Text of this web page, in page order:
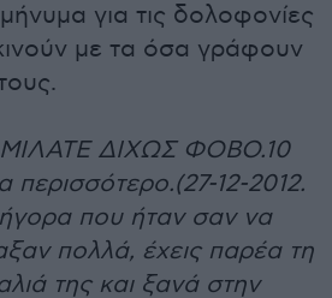
για τις δολοφονίες
με τα όσα γράφουν
ΜΙΛΑΤΕ ΔΙΧΩΣ ΦΟΒΟ.10
περισσότερο.(27-12-2012.
που ήταν σαν να
πολλά, έχεις παρέα τη
της και ξανά στην